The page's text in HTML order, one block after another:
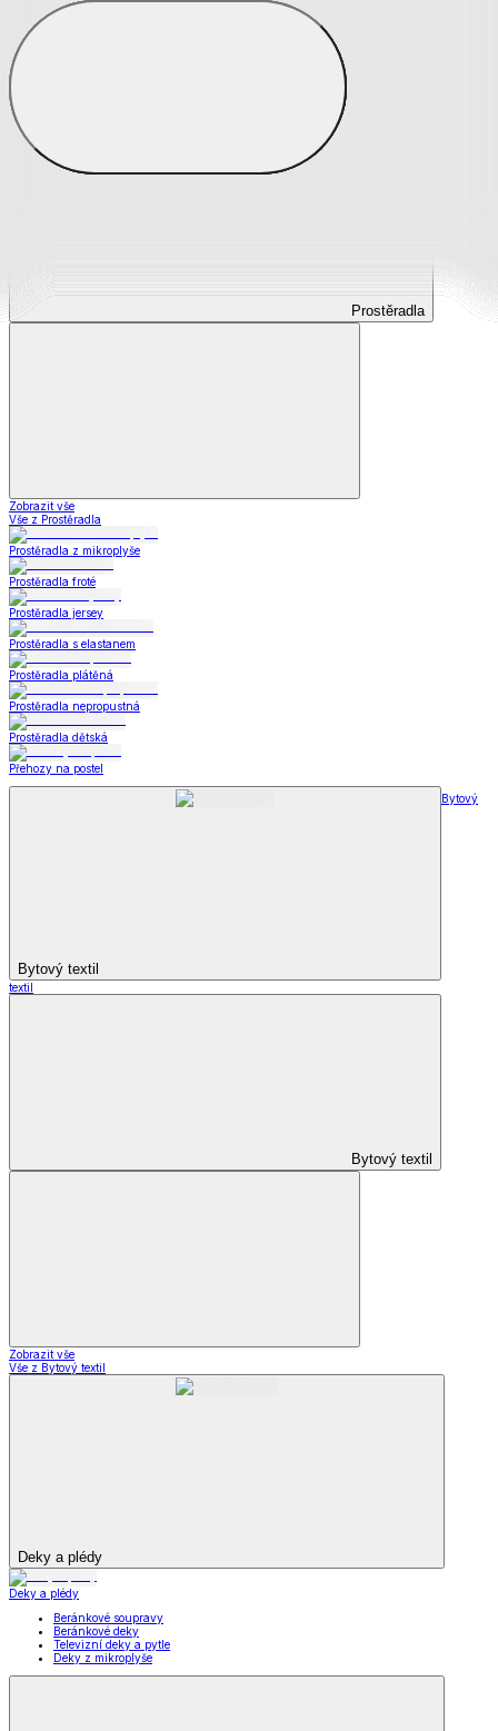
Prostěradla
Prostěradla
Zobrazit vše
Vše z Prostěradla
Prostěradla z mikroplyše
Prostěradla froté
Prostěradla jersey
Prostěradla s elastanem
Prostěradla plátěná
Prostěradla nepropustná
Prostěradla dětská
Přehozy na postel
Bytový textil
Bytový
textil
Bytový textil
Zobrazit vše
Vše z Bytový textil
Deky a plédy
Deky a plédy
Beránkové soupravy
Beránkové deky
Televizní deky a pytle
Deky z mikroplyše